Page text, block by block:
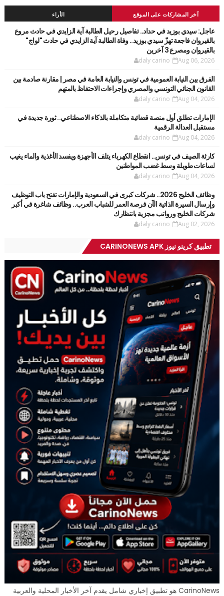
آخر المشاركات على الموقع الأراء
عاجل: سيدي بوزيد في حداد.. تفاصيل رحيل الطالبة آية الزايدي في حادث مروع
بالقيروان فاجعة تهزّ سيدي بوزيد.. وفاة الطالبة آية الزايدي في حادث "لواج"
بالقيروان ومصرع 3 آخرين
daly carino Aug 06, 2026
الفرق بين النيابة العمومية في تونس والنيابة العامة في مصر | مقارنة صادمة بين
القانون الجنائي التونسي والمصري وإجراءات الاحتفاظ بالمتهم
daly carino Aug 04, 2026
الإمارات تطلق أول منصة قضائية متكاملة بالذكاء الاصطناعي.. ثورة جديدة في
مستقبل العدالة الرقمية
daly carino Aug 04, 2026
كارثة الصيف في تونس.. انقطاع الكهرباء يتلف الأجهزة ويفسد الأغذية والماء يغيب
لساعات طويلة وسط غضب المواطنين
daly carino Aug 04, 2026
وظائف الخليج 2026.. شركات كبرى في السعودية والإمارات تفتح باب التوظيف
وإرسال السيرة الذاتية الآن فرصة العمر للشباب العرب.. وظائف شاغرة في أكبر
شركات الخليج ورواتب مجزية بانتظارك
daly carino Aug 02, 2026
تطبيق كرينو نيوز CARINONEWS APK
CarinoNews هو تطبيق إخباري شامل يقدم آخر الأخبار المحلية والعربية